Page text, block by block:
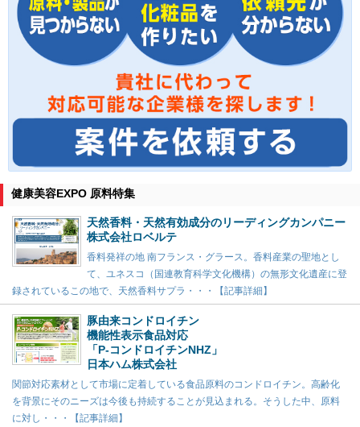
健康美容EXPO 原料特集
天然香料・天然有効成分のリーディングカンパニー
株式会社ロベルテ
香料発祥の地 南フランス・グラース。香料産業の聖地とし
て、ユネスコ（国連教育科学文化機構）の無形文化遺産に登
録されているこの地で、天然香料サプラ・・・【記事詳細】
豚由来コンドロイチン
機能性表示食品対応
「P-コンドロイチンNHZ」
日本ハム株式会社
関節対応素材として市場に定着している食品原料のコンドロイチン。高齢化
を背景にそのニーズは今後も持続することが見込まれる。そうした中、原料
に対し・・・【記事詳細】